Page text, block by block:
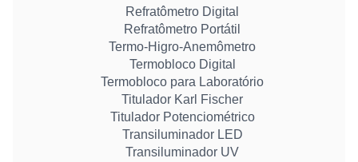
Refratômetro Digital
Refratômetro Portátil
Termo-Higro-Anemômetro
Termobloco Digital
Termobloco para Laboratório
Titulador Karl Fischer
Titulador Potenciométrico
Transiluminador LED
Transiluminador UV